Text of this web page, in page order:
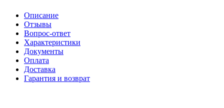
Описание
Отзывы
Вопрос-ответ
Характеристики
Документы
Оплата
Доставка
Гарантия и возврат